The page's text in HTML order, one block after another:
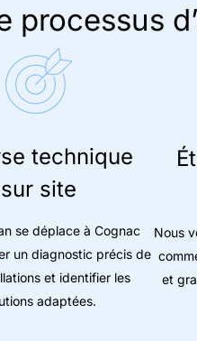
processus
technique
sur site
se déplace à Cognac
un diagnostic précis de
et identifier les
adaptées.
Nous
et